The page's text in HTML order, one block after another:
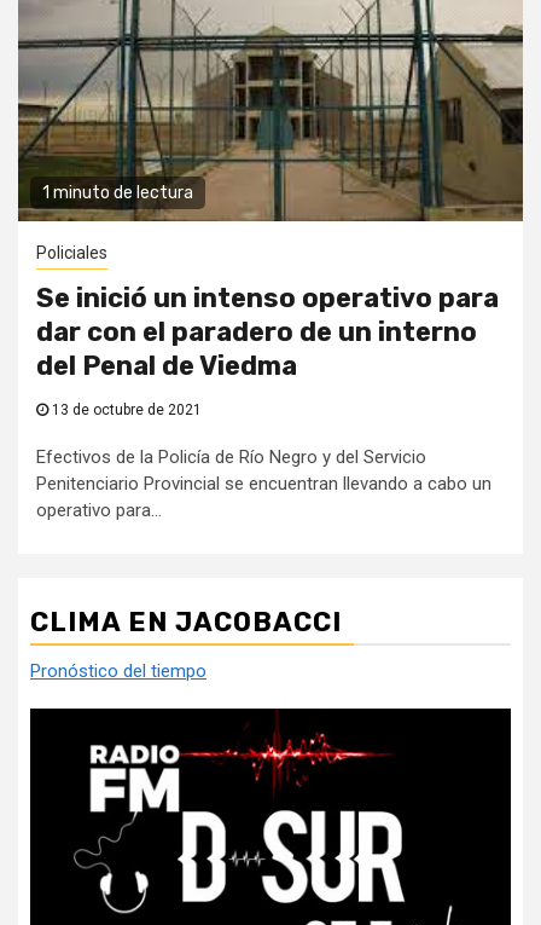
1 minuto de lectura
Policiales
Se inició un intenso operativo para
dar con el paradero de un interno
del Penal de Viedma
13 de octubre de 2021
Efectivos de la Policía de Río Negro y del Servicio
Penitenciario Provincial se encuentran llevando a cabo un
operativo para...
CLIMA EN JACOBACCI
Pronóstico del tiempo